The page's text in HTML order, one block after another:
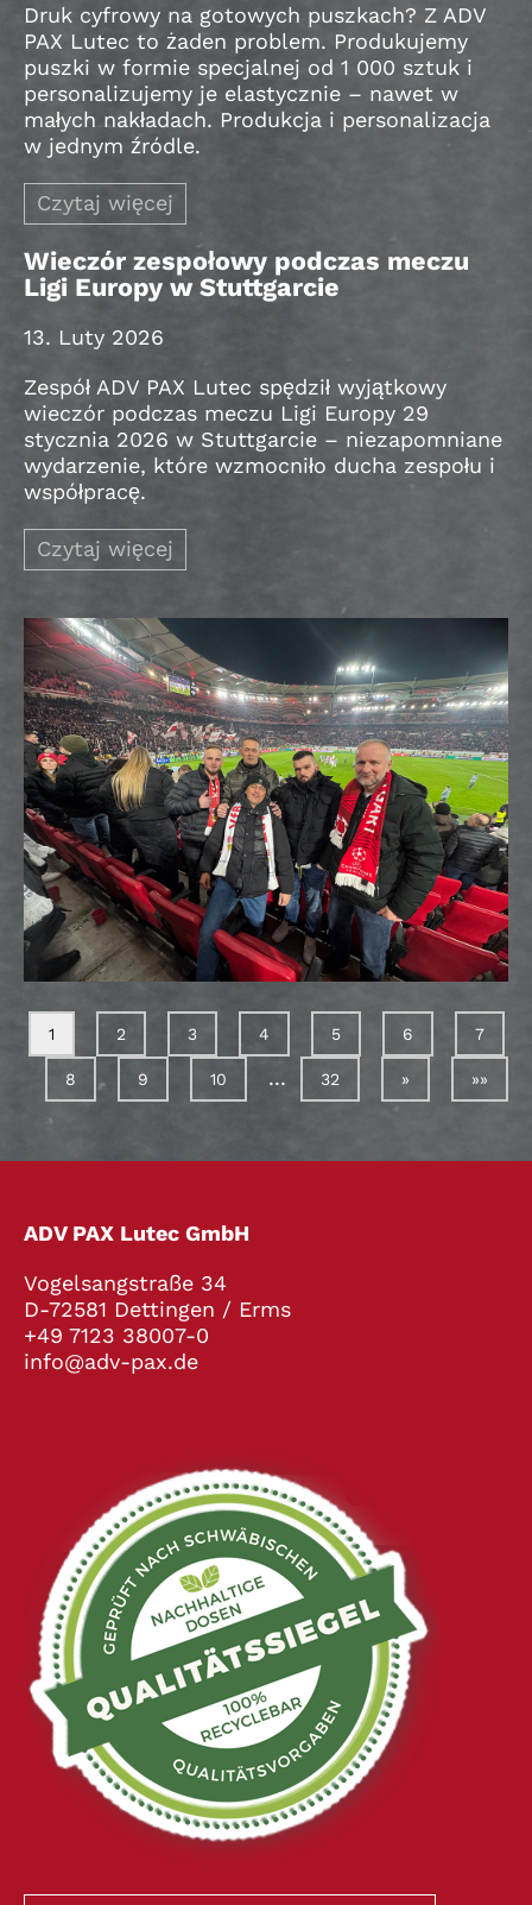
Druk cyfrowy na gotowych puszkach? Z ADV
PAX Lutec to żaden problem. Produkujemy
puszki w formie specjalnej od 1 000 sztuk i
personalizujemy je elastycznie – nawet w
małych nakładach. Produkcja i personalizacja
w jednym źródle.
Czytaj więcej
Wieczór zespołowy podczas meczu
Ligi Europy w Stuttgarcie
13. Luty 2026
Zespół ADV PAX Lutec spędził wyjątkowy
wieczór podczas meczu Ligi Europy 29
stycznia 2026 w Stuttgarcie – niezapomniane
wydarzenie, które wzmocniło ducha zespołu i
współpracę.
Czytaj więcej
1 2 3 4 5 6 7
8 9 10 ... 32 » »»
ADV PAX Lutec GmbH
Vogelsangstraße 34
D-72581 Dettingen / Erms
+49 7123 38007-0
info@adv-pax.de